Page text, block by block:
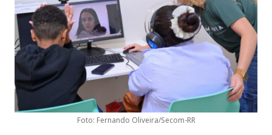
Foto: Fernando Oliveira/Secom-RR